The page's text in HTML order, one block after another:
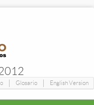
Glosario English Version